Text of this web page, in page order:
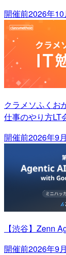
開催前2026年
クラメソふくお
仕事のやり方LT
開催前2026年9
【渋谷】Zenn
開催前2026年9